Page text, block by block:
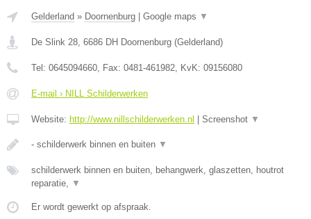
Gelderland » Doornenburg Google maps ▼
De Slink 28, 6686 DH Doornenburg (Gelderland)
Tel: 0645094660, Fax: 0481-461982, KvK: 09156080
E-mail › NILL Schilderwerken
Website: http://www.nillschilderwerken.nl Screenshot ▼
- schilderwerk binnen en buiten ▼
schilderwerk binnen en buiten, behangwerk, glaszetten, houtrot
reparatie, ▼
Er wordt gewerkt op afspraak.